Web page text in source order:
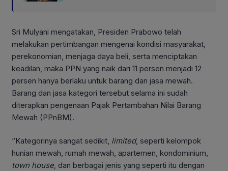
Sri Mulyani mengatakan, Presiden Prabowo telah
melakukan pertimbangan mengenai kondisi masyarakat,
perekonomian, menjaga daya beli, serta menciptakan
keadilan, maka PPN yang naik dari 11 persen menjadi 12
persen hanya berlaku untuk barang dan jasa mewah.
Barang dan jasa kategori tersebut selama ini sudah
diterapkan pengenaan Pajak Pertambahan Nilai Barang
Mewah (PPnBM).
“Kategorinya sangat sedikit, limited, seperti kelompok
hunian mewah, rumah mewah, apartemen, kondominium,
town house, dan berbagai jenis yang seperti itu dengan